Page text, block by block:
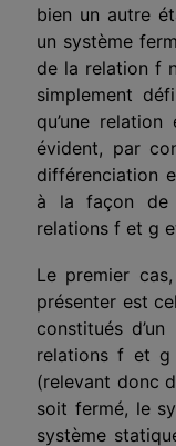
bien un autre
un système
de la relation f
simplement
qu’une
évident, par
différenciation
à la façon de
relations f et g
Le premier
présenter est
constitués
relations f et g
(relevant donc
soit fermé, le
système